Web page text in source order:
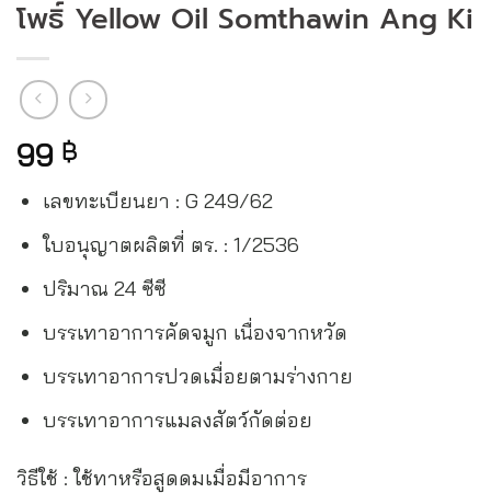
โพธิ์ Yellow Oil Somthawin Ang Ki
99 ฿
เลขทะเบียนยา : G 249/62
ใบอนุญาตผลิตที่ ตร. : 1/2536
ปริมาณ 24 ซีซี
บรรเทาอาการคัดจมูก เนื่องจากหวัด
บรรเทาอาการปวดเมื่อยตามร่างกาย
บรรเทาอาการแมลงสัตว์กัดต่อย
วิธีใช้ : ใช้ทาหรือสูดดมเมื่อมีอาการ